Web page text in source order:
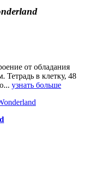
от обладания
в клетку, 48
узнать больше